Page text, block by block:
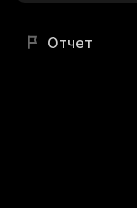
Отчет